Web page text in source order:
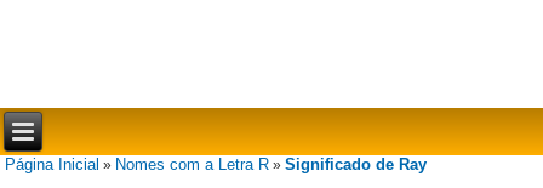
Página Inicial » Nomes com a Letra R »Significado de Ray